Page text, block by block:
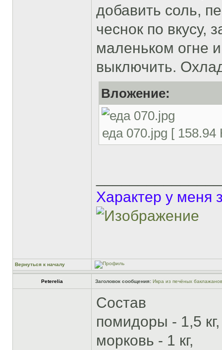
добавить соль,
чеснок по вкусу,
маленьком огне
выключить.
Вложение:
еда 070.jpg [
Характер у меня
Вернуться к началу
Peterelia Заголовок сообщения: Икра из печёных баклажанов
Состав
помидоры - 1,5 кг,
морковь - 1 кг,